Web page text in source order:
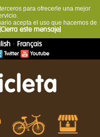
para ofrecerle una mejor
acepta el uso que hacemos de
[Cierra este mensaje]
· Français
Twitter Youtube